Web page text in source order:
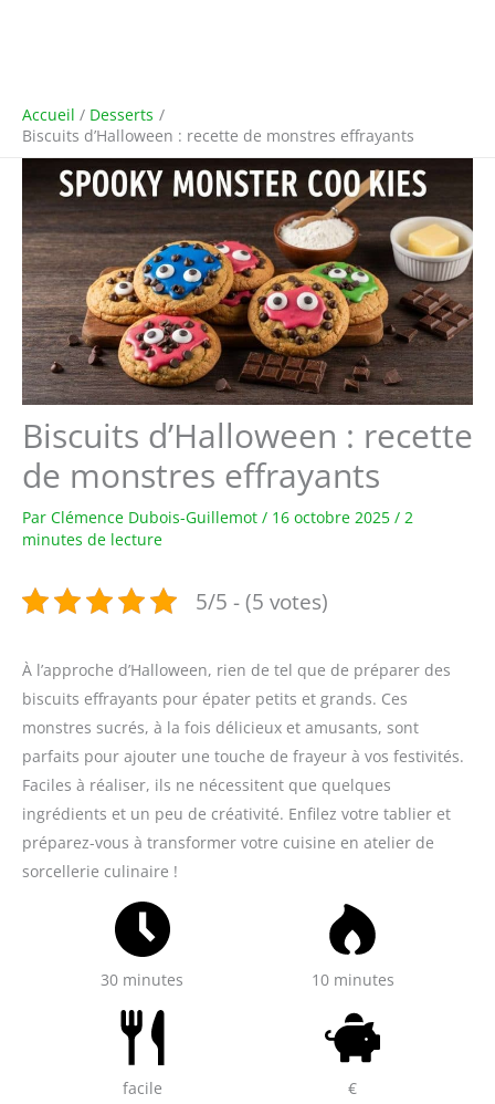
Accueil
Desserts
Biscuits d’Halloween : recette de monstres effrayants
Biscuits d’Halloween : recette
de monstres effrayants
Par Clémence Dubois-Guillemot / 16 octobre 2025 / 2
minutes de lecture
5/5 - (5 votes)
À l’approche d’Halloween, rien de tel que de préparer des
biscuits effrayants pour épater petits et grands. Ces
monstres sucrés, à la fois délicieux et amusants, sont
parfaits pour ajouter une touche de frayeur à vos festivités.
Faciles à réaliser, ils ne nécessitent que quelques
ingrédients et un peu de créativité. Enfilez votre tablier et
préparez-vous à transformer votre cuisine en atelier de
sorcellerie culinaire !
30 minutes 10 minutes
facile €